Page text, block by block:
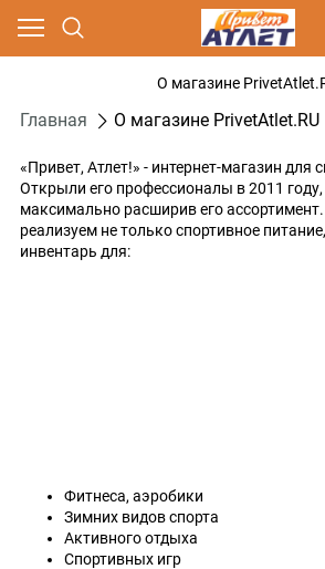
О магазине
Главная О магазине PrivetAtlet.RU
«Привет, Атлет!» - интернет-магазин для
Открыли его профессионалы в 2011
максимально расширив его
реализуем не только спортивное
инвентарь для:
Фитнеса, аэробики
Зимних видов спорта
Активного отдыха
Спортивных игр
Ваш город - Москва,
угадали?